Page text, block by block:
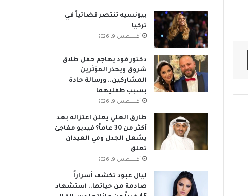
مشاركة بالبريد
بيونسيه تنتصر قضائياً في
تركيا
أغسطس 9, 2026
دكتور فود يهاجم حفل طلاق
شروق ويحذر المؤثرين
المشاركين.. ورسالة حادة
بسبب طفليهما
أغسطس 9, 2026
طارق العلي يعلن اعتزاله بعد
أكثر من 30 عاماً؟ فيديو مفاجئ
يشعل الجدل ومي العيدان
تعلق
أغسطس 9, 2026
ليال عبود تكشف أسراراً
صادمة من حياتها.. استشهاد